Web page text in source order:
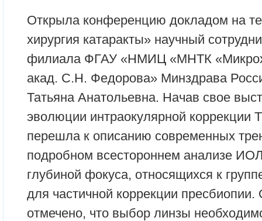
Открыла конференцию докладом на
хирургия катаракты» научный
филиала ФГАУ «НМИЦ «МНТК
акад. С.Н. Федорова» Минздрава
Татьяна Анатольевна. Начав свое
эволюции интраокулярной коррекции
перешла к описанию современных
подробном всестороннем анализе
глубиной фокуса, относящихся к
для частичной коррекции
отмечено, что выбор линзы